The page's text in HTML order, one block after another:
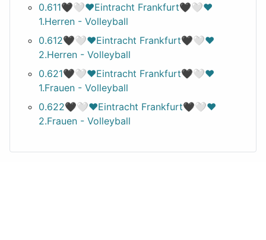
0.611🖤🤍❤️Eintracht Frankfurt🖤🤍❤️
1.Herren - Volleyball
0.612🖤🤍❤️Eintracht Frankfurt🖤🤍❤️
2.Herren - Volleyball
0.621🖤🤍❤️Eintracht Frankfurt🖤🤍❤️
1.Frauen - Volleyball
0.622🖤🤍❤️Eintracht Frankfurt🖤🤍❤️
2.Frauen - Volleyball